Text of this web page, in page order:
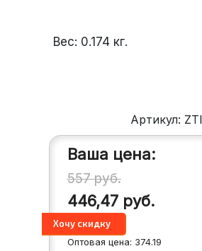
Вес: 0.174 кг.
Артикул:
Ваша цена:
557руб.
446,47 руб.
Оптовая цена: 374.19